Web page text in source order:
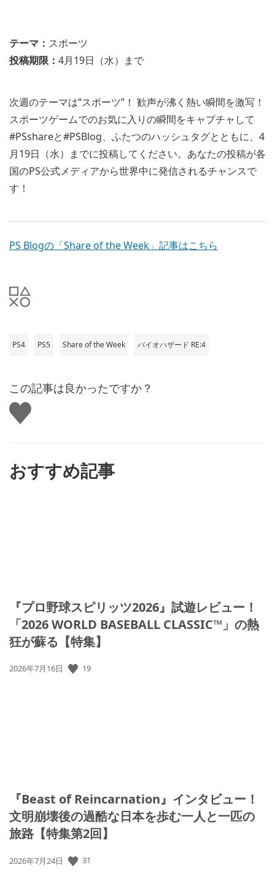
テーマ： スポーツ
投稿期限： 4月19日（水）まで
次週のテーマは“スポーツ”！ 歓声が沸く熱い瞬間を激写！
スポーツゲームでのお気に入りの瞬間をキャプチャして
#PSshareと#PSBlog、ふたつのハッシュタグとともに、4
月19日（水）までに投稿してください。あなたの投稿が各
国のPS公式メディアから世界中に発信されるチャンスで
す！
PS Blogの「Share of the Week」記事はこちら
PS4 PS5 Share of the Week バイオハザード RE:4
この記事は良かったですか？
い
い
おすすめ記事
『プロ野球スピリッツ2026』試遊レビュー！
「2026 WORLD BASEBALL CLASSIC™」の熱
狂が蘇る【特集】
公
2026年7月16日 19
『Beast of Reincarnation』インタビュー！
文明崩壊後の過酷な日本を歩む一人と一匹の
旅路【特集第2回】
公
2026年7月24日 31